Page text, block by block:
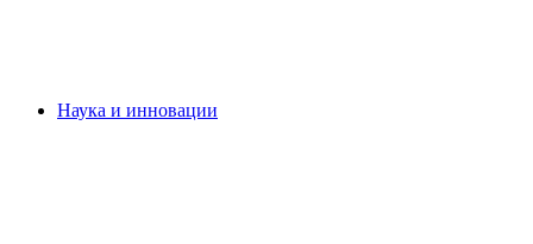
Наука и инновации